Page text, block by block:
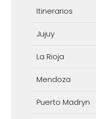
Itinerarios
Jujuy
La Rioja
Mendoza
Puerto Madryn